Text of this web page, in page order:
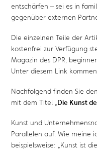
entschärfen – sei es in
gegenüber externen
Die einzelnen Teile der
kostenfrei zur Verfügung
Magazin des DPR,
Unter diesem Link
Nachfolgend finden Sie
mit dem Titel „Die Kunst
Kunst und
Parallelen auf. Wie meine
beispielsweise: „Kunst ist